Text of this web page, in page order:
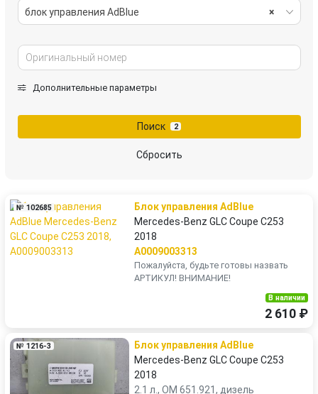
стартер
×
блок управления AdBlue
Дополнительные параметры
Поиск 2
Сбросить
№ 102685
Блок управления AdBlue
Mercedes-Benz GLC Coupe C253
2018
A0009003313
Пожалуйста, будьте готовы назвать
АРТИКУЛ! ВНИМАНИЕ!
В наличии
2 610 ₽
№ 1216-3
Блок управления AdBlue
Mercedes-Benz GLC Coupe C253
2018
2.1 л., OM 651.921, дизель